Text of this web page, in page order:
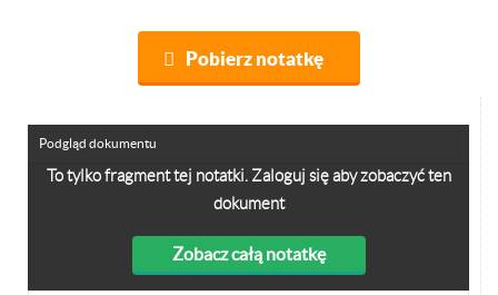
Pobierz notatkę
To tylko fragment tej notatki. Zaloguj się aby zobaczyć ten
dokument
Zobacz całą notatkę
Podgląd dokumentu